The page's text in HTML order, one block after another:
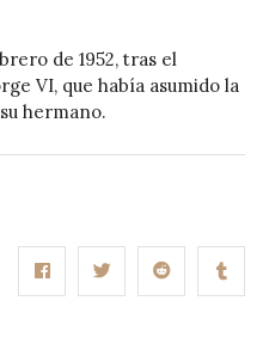
de 1952, tras el
VI, que había asumido la
hermano.